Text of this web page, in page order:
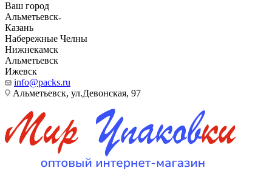
Ваш город
Альметьевск
Казань
Набережные Челны
Нижнекамск
Альметьевск
Ижевск
info@packs.ru
Альметьевск, ​ул.Девонская, 97